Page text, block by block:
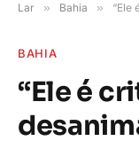
Lar » Bahia » “Ele é
BAHIA
“Ele é